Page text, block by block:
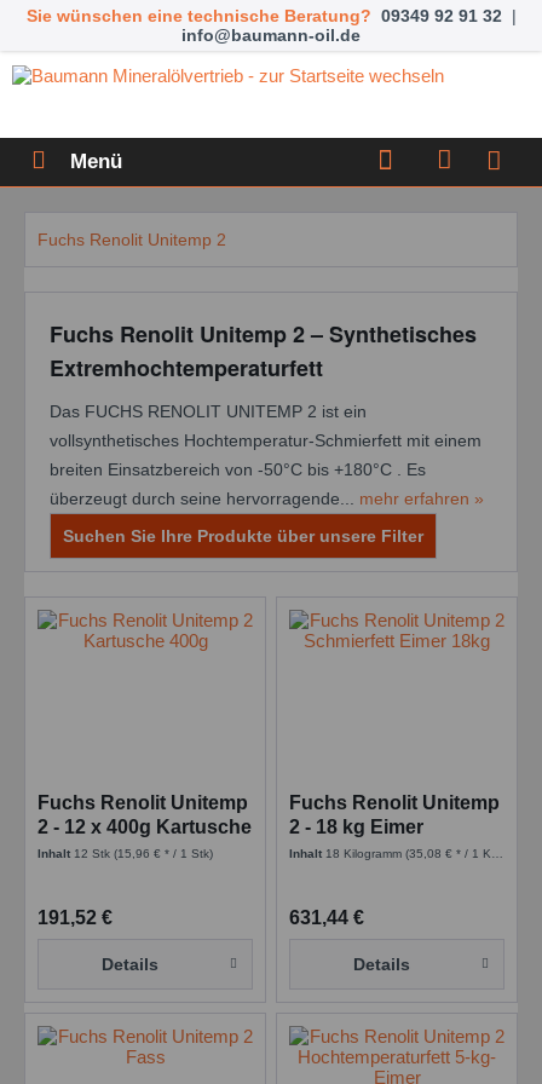
Sie wünschen eine technische Beratung? 09349 92 91 32 |
info@baumann-oil.de
Menü
Fuchs Renolit Unitemp 2
Fuchs Renolit Unitemp 2 – Synthetisches
Extremhochtemperaturfett
Das FUCHS RENOLIT UNITEMP 2 ist ein
vollsynthetisches Hochtemperatur-Schmierfett mit einem
breiten Einsatzbereich von -50°C bis +180°C . Es
überzeugt durch seine hervorragende... mehr erfahren »
Suchen Sie Ihre Produkte über unsere Filter
Fuchs Renolit Unitemp
2 - 12 x 400g Kartusche
Inhalt 12 Stk(15,96 € * / 1 Stk)
191,52 €
Details
Fuchs Renolit Unitemp
2 - 18 kg Eimer
Inhalt 18 Kilogramm(35,08 € * / 1 Kilogramm)
631,44 €
Details